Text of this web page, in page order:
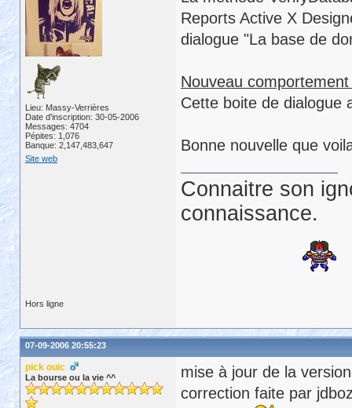
Lieu: Massy-Verrières
Date d'inscription: 30-05-2006
Messages: 4704
Pépites: 1,076
Banque: 2,147,483,647
Site web
Reports Active X
dialogue "La base de
Nouveau
Cette boite de dialogue
Bonne nouvelle que
Connaitre son
connaissance.
Hors ligne
07-09-2006 20:55:23
pick ouic
La bourse ou la vie ^^
mise à jour de la
correction faite par